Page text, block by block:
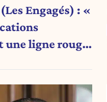
Engagés) : «
une ligne rouge